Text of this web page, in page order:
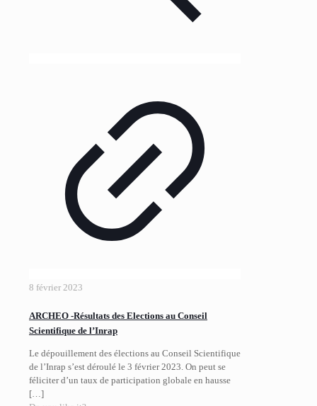
8 février 2023
ARCHEO -Résultats des Elections au Conseil
Scientifique de l’Inrap
Le dépouillement des élections au Conseil Scientifique
de l’Inrap s’est déroulé le 3 février 2023. On peut se
féliciter d’un taux de participation globale en hausse
[…]